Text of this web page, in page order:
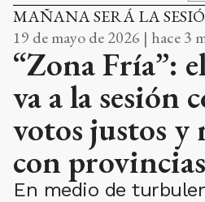
MAÑANA SERÁ LA
19 de mayo de 2026 | hace 3
“Zona Fría”:
va a la sesión
votos justos y
con provincias
En medio de